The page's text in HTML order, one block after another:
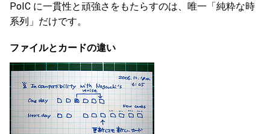
PoIC に一貫性と頑強さをもたらすのは、唯一「純粋な時
系列」だけです。
ファイルとカードの違い